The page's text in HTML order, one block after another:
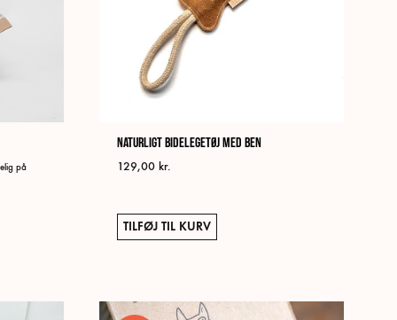
på
flere
Naturligt Bidelegetøj med ben
129,00 kr.
TILFØJ TIL KURV